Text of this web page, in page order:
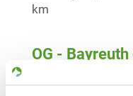
km
OG - Bayreuth
95448 Bayreuth/